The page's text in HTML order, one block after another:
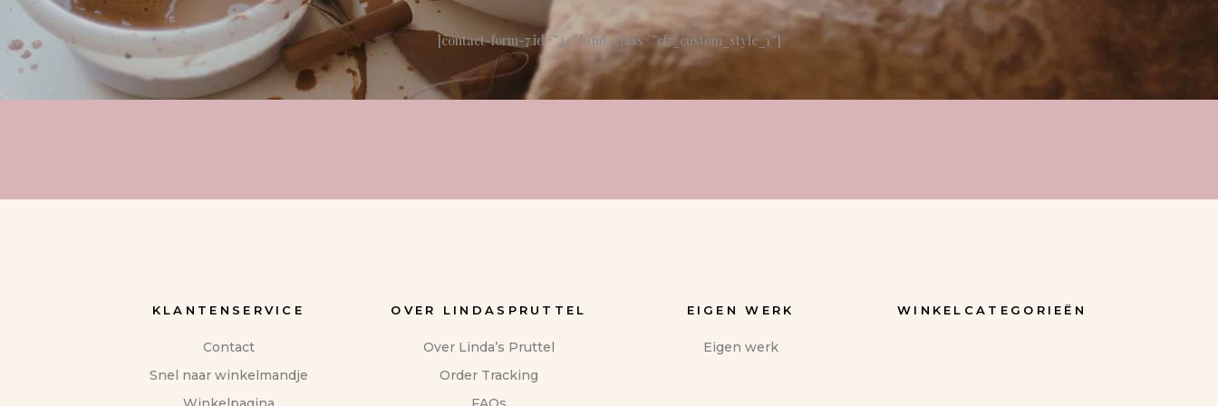
[contact-form-7 id=”34″ html_class=”cf7_custom_style_1″]
KLANTENSERVICE
Contact
Snel naar winkelmandje
OVER LINDASPRUTTEL
Over Linda’s Pruttel
Order Tracking
EIGEN WERK
Eigen werk
WINKELCATEGORIEËN